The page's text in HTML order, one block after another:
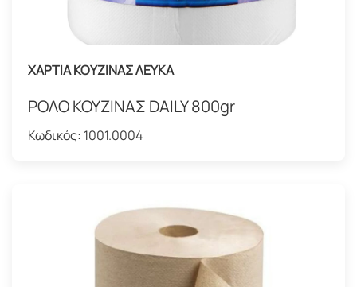
ΧΑΡΤΙΑ ΚΟΥΖΙΝΑΣ ΛΕΥΚΑ
ΡΟΛΟ ΚΟΥΖΙΝΑΣ DAILY 800gr
Κωδικός: 1001.0004